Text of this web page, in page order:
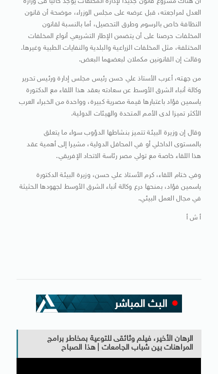
العدل لمراجعته، قبل عرضه على مجلس الوزراء، موضحة أن قانون
النظافة خاص بالرسوم وطرق التحصيل، أما بالنسبة لقانون
المخلفات حرصنا على أن يتضمن الإطار التشريعي أنواع المخلفات
المختلفة، مثل المخلفات الزراعية والبلدية والنفايات الطبية وغيرها.
وقالت إن القانونين مكملان لبعضهما البعض.
من جهته، أعرب الأستاذ علي حسن رئيس مجلس إدارة ورئيس تحرير
وكالة أنباء الشرق الأوسط عن سعادته بعقد هذا اللقاء مع الدكتورة
ياسمين فؤاد باعتبارها قيمة مصرية كبيرة، وواحدة من الخبراء العرب
الأكثر تميزا لدى الأمم المتحدة والهيئات الدولية.
وقال إن وزيرة البيئة تتميز بنشاطها الدؤوب سواء ما يتعلق
بالمستوى الداخلي أو في المحافل الدولية، مشيرا إلى أهمية عقد
هذا اللقاء خاصة مع تولي مصر رئاسة الاتحاد الإفريقي.
وفي ختام اللقاء، كرم الأستاذ علي حسن، وزيرة البيئة الدكتورة
ياسمين فؤاد، بمنحها درع وكالة أنباء الشرق الأوسط لجهودها الحثيثة
في مجال العمل البيئي.
أ ش أ
الرهان الأخير، فيلم وثائقى للتوعية بمخاطر برامج
المراهنات بين شباب الجامعات | هذا الصباح